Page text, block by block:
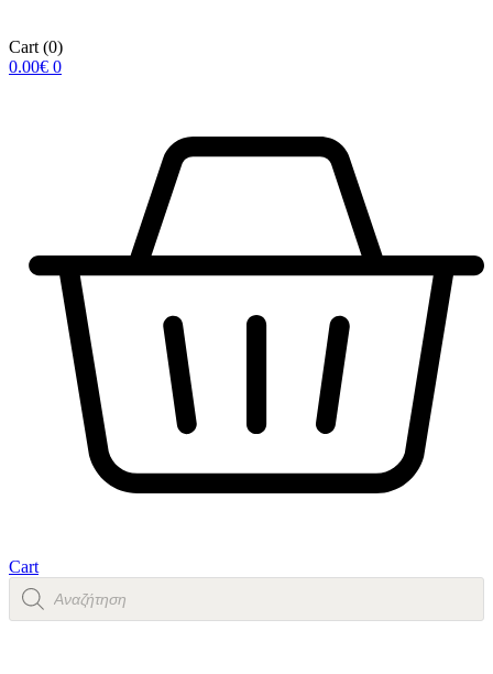
Cart (0)
0.00€ 0
Cart
Products
search